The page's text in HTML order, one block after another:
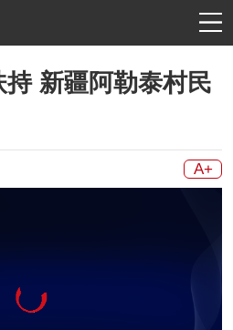
持 新疆阿勒泰村民
A+